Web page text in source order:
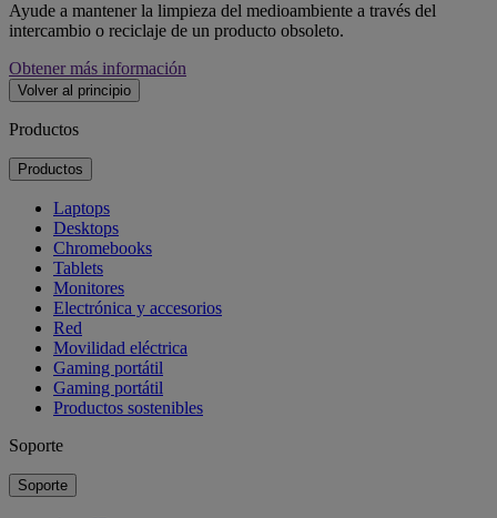
Ayude a mantener la limpieza del medioambiente a través del
intercambio o reciclaje de un producto obsoleto.
Obtener más información
Volver al principio
Productos
Productos
Laptops
Desktops
Chromebooks
Tablets
Monitores
Electrónica y accesorios
Red
Movilidad eléctrica
Gaming portátil
Gaming portátil
Productos sostenibles
Soporte
Soporte